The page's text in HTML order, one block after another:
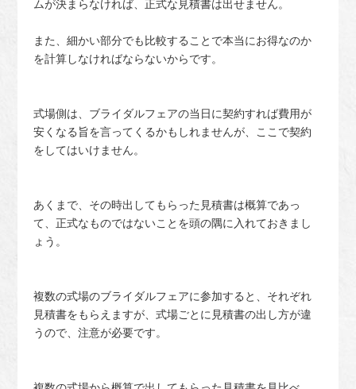
ムが決まらなければ、正式な見積書は出せません。
また、細かい部分でも比較することで本当にお得なのか
を計算しなければならないからです。
式場側は、ブライダルフェアの当日に契約すれば費用が
安くなる旨を言ってくるかもしれませんが、ここで契約
をしてはいけません。
あくまで、その時出してもらった見積書は概算であっ
て、正式なものではないことを頭の隅に入れておきまし
ょう。
複数の式場のブライダルフェアに参加すると、それぞれ
見積書をもらえますが、式場ごとに見積書の出し方が違
うので、注意が必要です。